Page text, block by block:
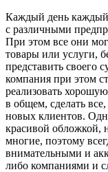
Каждый день каждый
с различными
При этом все они
товары или услуги,
представить своего
компания при этом
реализовать
в общем, сделать
новых клиентов.
красивой обложкой,
многие, поэтому
внимательными и
либо компаниями и